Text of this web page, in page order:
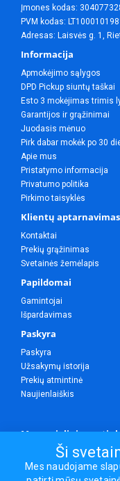
Įmones kodas:
PVM kodas:
Adresas: Laisvės g. 1,
Informacija
Apmokėjimo sąlygos
DPD Pickup siuntų taškai
Esto 3 mokėjimas trimis
Garantijos ir grąžinimai
Juodasis mėnuo
Pirk dabar mokėk po 30
Apie mus
Pristatymo informacija
Privatumo politika
Pirkimo taisyklės
Klientų aptarnavimas
Kontaktai
Prekių grąžinimas
Svetainės žemėlapis
Papildomai
Gamintojai
Išpardavimas
Paskyra
Paskyra
Užsakymų istorija
Prekių atmintinė
Naujienlaiškis
Mes socialiniuose
Ši
Mes naudojame